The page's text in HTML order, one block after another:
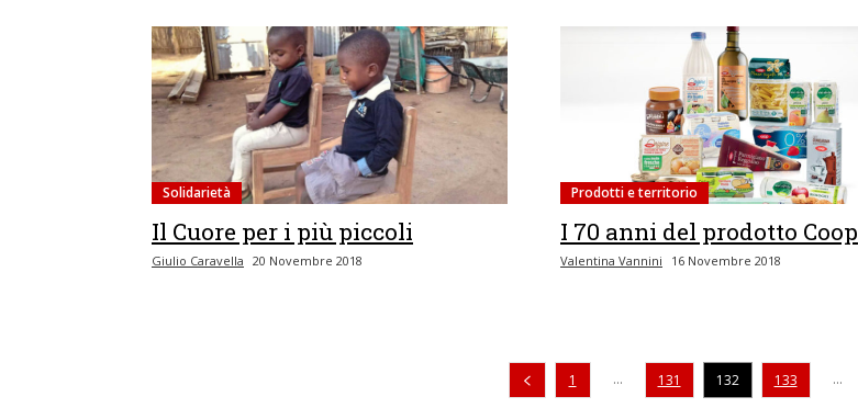
Solidarietà
Il Cuore per i più piccoli
Giulio Caravella 20 Novembre 2018
Prodotti e territorio
I 70 anni del prodotto Coop
Valentina Vannini 16 Novembre 2018
Pagina precedente
1 ... 131 132 133 ...